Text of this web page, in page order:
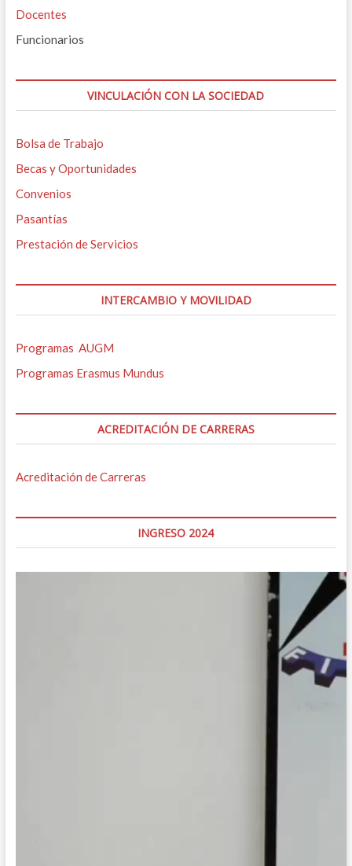
Docentes
Funcionarios
VINCULACIÓN CON LA SOCIEDAD
Bolsa de Trabajo
Becas y Oportunidades
Convenios
Pasantías
Prestación de Servicios
INTERCAMBIO Y MOVILIDAD
Programas AUGM
Programas Erasmus Mundus
ACREDITACIÓN DE CARRERAS
Acreditación de Carreras
INGRESO 2024